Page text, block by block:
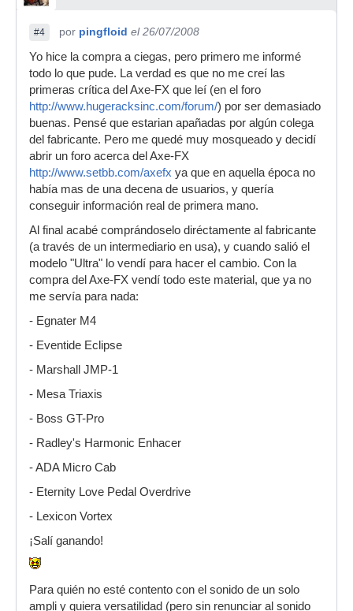
#4 por pingfloid el 26/07/2008
Yo hice la compra a ciegas, pero primero me informé
todo lo que pude. La verdad es que no me creí las
primeras crítica del Axe-FX que leí (en el foro
http://www.hugeracksinc.com/forum/) por ser demasiado
buenas. Pensé que estarian apañadas por algún colega
del fabricante. Pero me quedé muy mosqueado y decidí
abrir un foro acerca del Axe-FX
http://www.setbb.com/axefx ya que en aquella época no
había mas de una decena de usuarios, y quería
conseguir información real de primera mano.
Al final acabé comprándoselo diréctamente al fabricante
(a través de un intermediario en usa), y cuando salió el
modelo "Ultra" lo vendí para hacer el cambio. Con la
compra del Axe-FX vendí todo este material, que ya no
me servía para nada:
- Egnater M4
- Eventide Eclipse
- Marshall JMP-1
- Mesa Triaxis
- Boss GT-Pro
- Radley's Harmonic Enhacer
- ADA Micro Cab
- Eternity Love Pedal Overdrive
- Lexicon Vortex
¡Salí ganando!
Para quién no esté contento con el sonido de un solo
ampli y quiera versatilidad (pero sin renunciar al sonido